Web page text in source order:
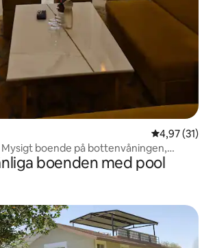
4,97 av 5 i
4,97 (31)
boende på bottenvåningen,
boenden med pool